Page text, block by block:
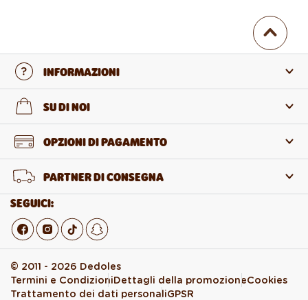
INFORMAZIONI
Contattaci
Reso e reclamo
Recesso dal contratto
SU DI NOI
Chi siamo
Vendita all’ingrosso
OPZIONI DI PAGAMENTO
PARTNER DI CONSEGNA
SEGUICI:
© 2011 - 2026 Dedoles
Termini e CondizioniDettagli della promozioneCookies
Trattamento dei dati personaliGPSR